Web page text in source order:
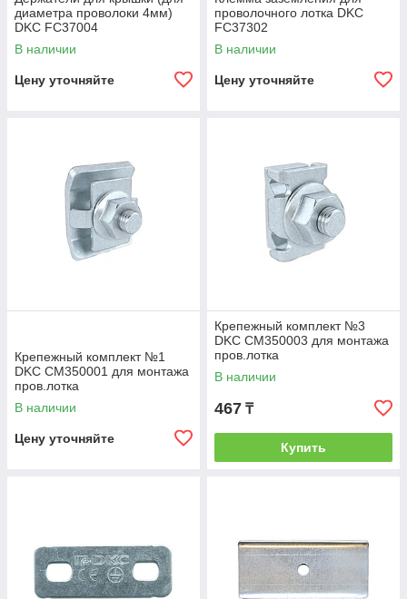
диаметра проволоки 4мм)
DKC FC37004
В наличии
Цену уточняйте
проволочного лотка DKC
FC37302
В наличии
Цену уточняйте
Крепежный комплект №1
DKC CM350001 для монтажа
пров.лотка
В наличии
Цену уточняйте
Крепежный комплект №3
DKC CM350003 для монтажа
пров.лотка
В наличии
467 ₸
Купить